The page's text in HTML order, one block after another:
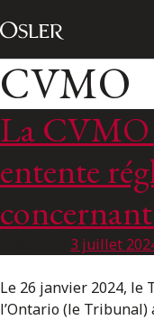
Passer au contenu
Main
CVMO
La CVMO
entente
3 juillet
Le 26 janvier 2024, le
l’Ontario (le Tribunal)